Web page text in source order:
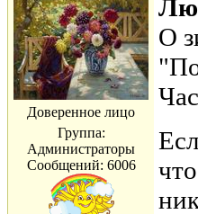
Доверенное лицо
Группа:
Администраторы
Сообщений: 6006
О